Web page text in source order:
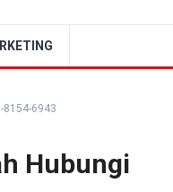
8154-6943
Hubungi